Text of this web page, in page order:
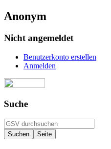
Anonym
Nicht angemeldet
Benutzerkonto erstellen
Anmelden
Suche